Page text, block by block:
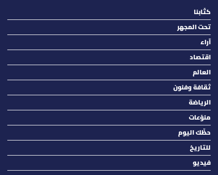
كتّابنا
تحت المجهر
آراء
اقتصاد
العالم
ثقافة وفنون
الرياضة
منوّعات
حظّك اليوم
للتاريخ
فيديو